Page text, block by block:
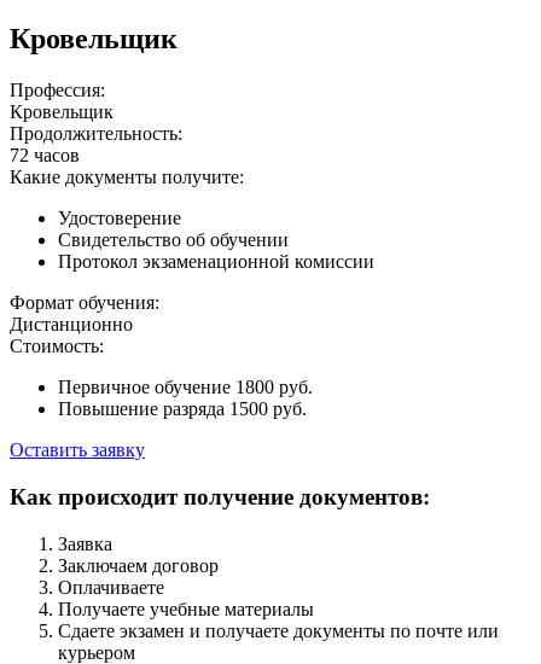
Кровельщик
Профессия:
Кровельщик
Продолжительность:
72 часов
Какие документы получите:
Удостоверение
Свидетельство об обучении
Протокол экзаменационной комиссии
Формат обучения:
Дистанционно
Стоимость:
Первичное обучение 1800 руб.
Повышение разряда 1500 руб.
Оставить заявку
Как происходит получение документов:
Заявка
Заключаем договор
Оплачиваете
Получаете учебные материалы
Сдаете экзамен и получаете документы по почте или
курьером